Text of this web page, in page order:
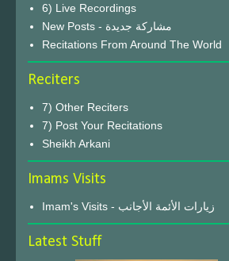
6) Live Recordings
New Posts - مشاركة جديدة
Recitations From Around The World
Reciters
7) Other Reciters
7) Post Your Recitations
Sheikh Arkani
Imams Visits
Imam's Visits - زيارات الأئمة الأجانب
Latest Stuff